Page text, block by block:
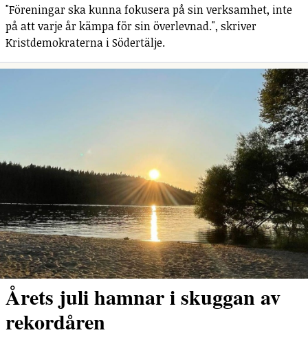
"Föreningar ska kunna fokusera på sin verksamhet, inte
på att varje år kämpa för sin överlevnad.", skriver
Kristdemokraterna i Södertälje.
Årets juli hamnar i skuggan av
rekordåren